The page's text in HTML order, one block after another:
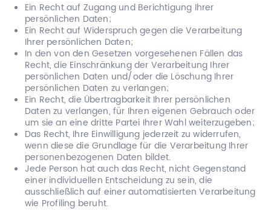
Ein Recht auf Zugang und Berichtigung Ihrer
persönlichen Daten;
Ein Recht auf Widerspruch gegen die Verarbeitung
Ihrer persönlichen Daten;
In den von den Gesetzen vorgesehenen Fällen das
Recht, die Einschränkung der Verarbeitung Ihrer
persönlichen Daten und/oder die Löschung Ihrer
persönlichen Daten zu verlangen;
Ein Recht, die Übertragbarkeit Ihrer persönlichen
Daten zu verlangen, für Ihren eigenen Gebrauch oder
um sie an eine dritte Partei Ihrer Wahl weiterzugeben;
Das Recht, Ihre Einwilligung jederzeit zu widerrufen,
wenn diese die Grundlage für die Verarbeitung Ihrer
personenbezogenen Daten bildet.
Jede Person hat auch das Recht, nicht Gegenstand
einer individuellen Entscheidung zu sein, die
ausschließlich auf einer automatisierten Verarbeitung
wie Profiling beruht.